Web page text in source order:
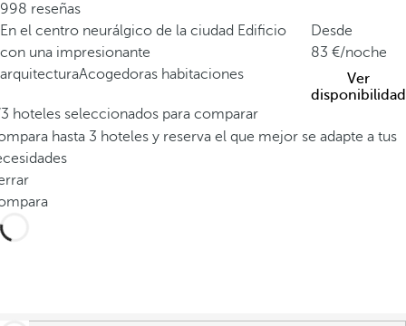
998 reseñas
En el centro neurálgico de la ciudad Edificio
con una impresionante
arquitecturaAcogedoras habitaciones
Desde
83
/noche
Ver
disponibilidad
hoteles seleccionados para comparar
hasta 3 hoteles y reserva el que mejor se adapte a tus